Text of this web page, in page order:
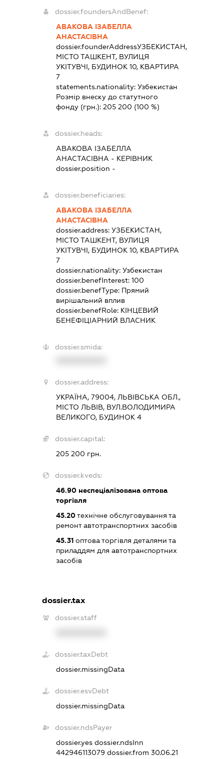
dossier.foundersAndBenef:
АВАКОВА ІЗАБЕЛЛА
АНАСТАСІВНА
dossier.founderAddressУЗБЕКИСТАН,
МІСТО ТАШКЕНТ, ВУЛИЦЯ
УКІТУВЧІ, БУДИНОК 10, КВАРТИРА
7
statements.nationality: Узбекистан
Розмір внеску до статутного
фонду (грн.): 205 200 (100 %)
dossier.heads:
АВАКОВА ІЗАБЕЛЛА
АНАСТАСІВНА - КЕРІВНИК
dossier.position -
dossier.beneficiaries:
АВАКОВА ІЗАБЕЛЛА
АНАСТАСІВНА
dossier.address: УЗБЕКИСТАН,
МІСТО ТАШКЕНТ, ВУЛИЦЯ
УКІТУВЧІ, БУДИНОК 10, КВАРТИРА
7
dossier.nationality: Узбекистан
dossier.benefInterest: 100
dossier.benefType: Прямий
вирішальний вплив
dossier.benefRole: КІНЦЕВИЙ
БЕНЕФІЦІАРНИЙ ВЛАСНИК
dossier.smida:
dossier.address:
УКРАЇНА, 79004, ЛЬВІВСЬКА ОБЛ.,
МІСТО ЛЬВІВ, ВУЛ.ВОЛОДИМИРА
ВЕЛИКОГО, БУДИНОК 4
dossier.capital:
205 200 грн.
dossier.kveds:
46.90неспеціалізована оптова
торгівля
45.20технічне обслуговування та
ремонт автотранспортних засобів
45.31оптова торгівля деталями та
приладдям для автотранспортних
засобів
dossier.tax
dossier.staff
dossier.taxDebt
dossier.missingData
dossier.esvDebt
dossier.missingData
dossier.ndsPayer
dossier.yes dossier.ndsInn
442946113079 dossier.from 30.06.21